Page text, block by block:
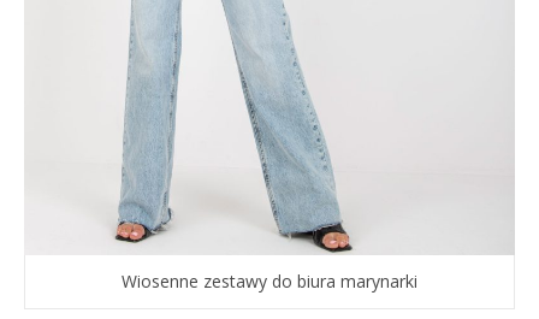
Wiosenne zestawy do biura marynarki